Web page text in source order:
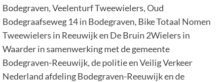
Bodegraven, Veelenturf Tweewielers, Oud
Bodegraafseweg 14 in Bodegraven, Bike Totaal Nomen
Tweewielers in Reeuwijk en De Bruin 2Wielers in
Waarder in samenwerking met de gemeente
Bodegraven-Reeuwijk, de politie en Veilig Verkeer
Nederland afdeling Bodegraven-Reeuwijk en de